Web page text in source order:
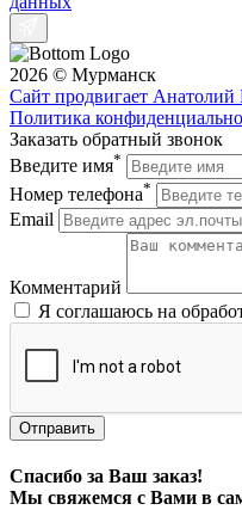
2026 © Мурманск
Сайт продвигает Анатолий
Политика
Заказать обратный звонок
Введите имя*
Номер телефона*
Email
Комментарий
Я соглашаюсь на
Отправить
Спасибо за Ваш заказ!
Мы свяжемся с Вами в